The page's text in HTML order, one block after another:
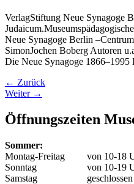
VerlagStiftung Neue Synagoge
Neue Synagoge Berlin
SimonJochen Boberg Autoren
Die Neue Synagoge
← Zurück
Weiter →
Öffnungszeiten
Sommer:
Montag-Freitag
von 10-18
Sonntag
von 10-19
Samstag
geschlossen